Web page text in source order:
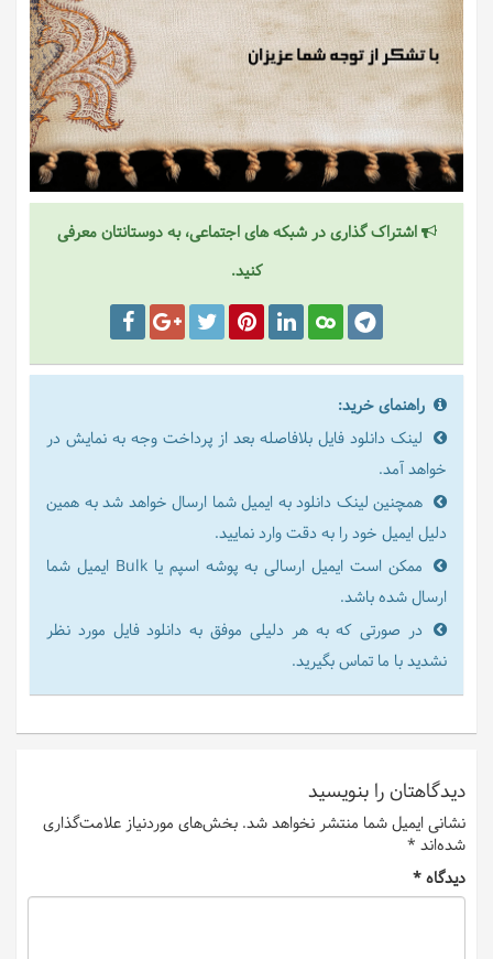
اشتراک گذاری در شبکه های اجتماعی، به دوستانتان معرفی
کنید.
راهنمای خرید:
لینک دانلود فایل بلافاصله بعد از پرداخت وجه به نمایش در
خواهد آمد.
همچنین لینک دانلود به ایمیل شما ارسال خواهد شد به همین
دلیل ایمیل خود را به دقت وارد نمایید.
ممکن است ایمیل ارسالی به پوشه اسپم یا Bulk ایمیل شما
ارسال شده باشد.
در صورتی که به هر دلیلی موفق به دانلود فایل مورد نظر
نشدید با ما تماس بگیرید.
دیدگاهتان را بنویسید
نشانی ایمیل شما منتشر نخواهد شد. بخش‌های موردنیاز علامت‌گذاری
شده‌اند *
دیدگاه*